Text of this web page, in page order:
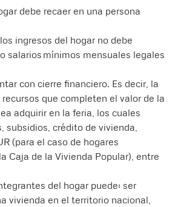
debe recaer en una persona
ingresos del hogar no debe
salarios mínimos mensuales legales
con cierre financiero. Es decir, la
que completen el valor de la
adquirir en la feria, los cuales
subsidios, crédito de vivienda,
(para el caso de hogares
Caja de la Vivienda Popular), entre
del hogar puede: ser
vivienda en el territorio nacional,